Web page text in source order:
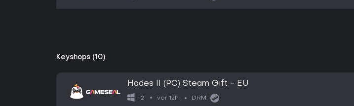
Keyshops (10)
Hades II (PC) Steam Gift - EU
+2 vor 12h DRM: